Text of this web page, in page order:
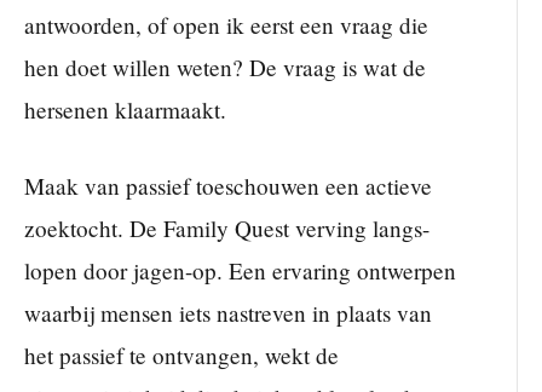
antwoorden, of open ik eerst een vraag die
hen doet willen weten? De vraag is wat de
hersenen klaarmaakt.
Maak van passief toeschouwen een actieve
zoektocht. De Family Quest verving langs-
lopen door jagen-op. Een ervaring ontwerpen
waarbij mensen iets nastreven in plaats van
het passief te ontvangen, wekt de